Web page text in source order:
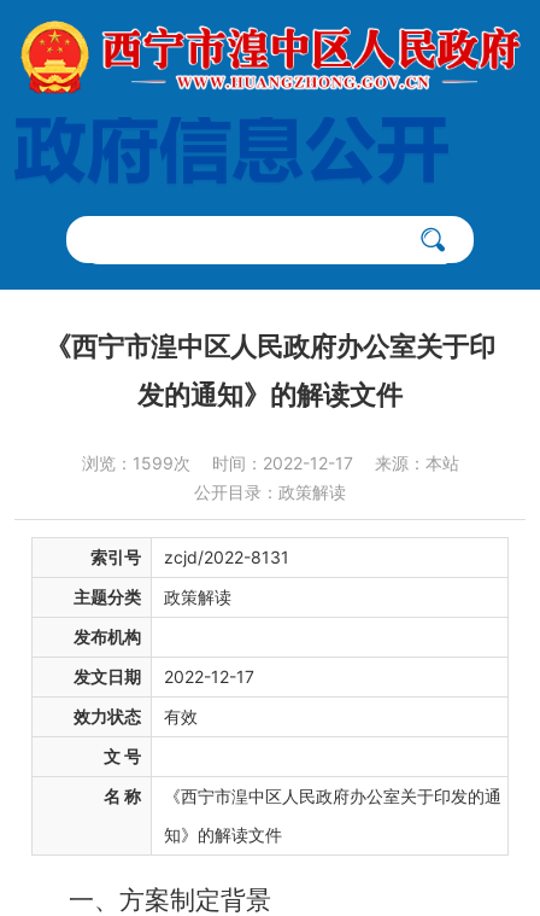
《西宁市湟中区人民政府办公室关于印
发的通知》的解读文件
浏览：1599次 时间：2022-12-17
来源：本站
公开目录：政策解读
索引号
zcjd/2022-8131
主题分类
政策解读
发布机构
发文日期
2022-12-17
效力状态
有效
文 号
名 称
《西宁市湟中区人民政府办公室关于印发的通
知》的解读文件
一、方案制定背景